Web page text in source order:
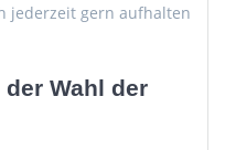
jederzeit gern aufhalten
Wahl der